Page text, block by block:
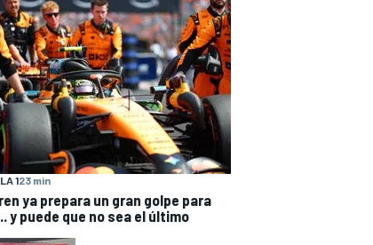
123 min
ya prepara un gran golpe para
y puede que no sea el último